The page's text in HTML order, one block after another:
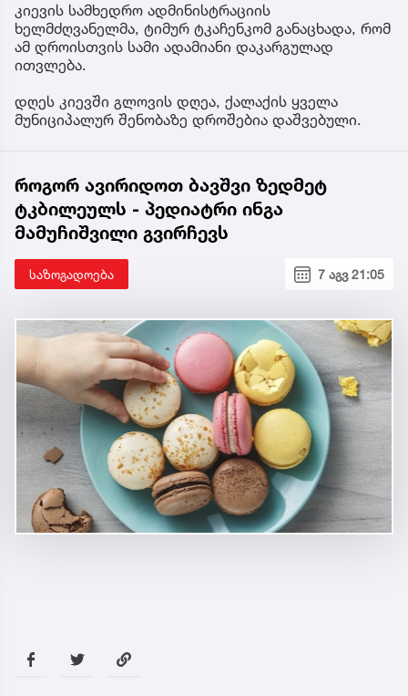
კიევის სამხედრო ადმინისტრაციის
ხელმძღვანელმა, ტიმურ ტკაჩენკომ განაცხადა, რომ
ამ დროისთვის სამი ადამიანი დაკარგულად
ითვლება.
დღეს კიევში გლოვის დღეა, ქალაქის ყველა
მუნიციპალურ შენობაზე დროშებია დაშვებული.
როგორ ავირიდოთ ბავშვი ზედმეტ
ტკბილეულს - პედიატრი ინგა
მამუჩიშვილი გვირჩევს
საზოგადოება 7 აგვ 21:05